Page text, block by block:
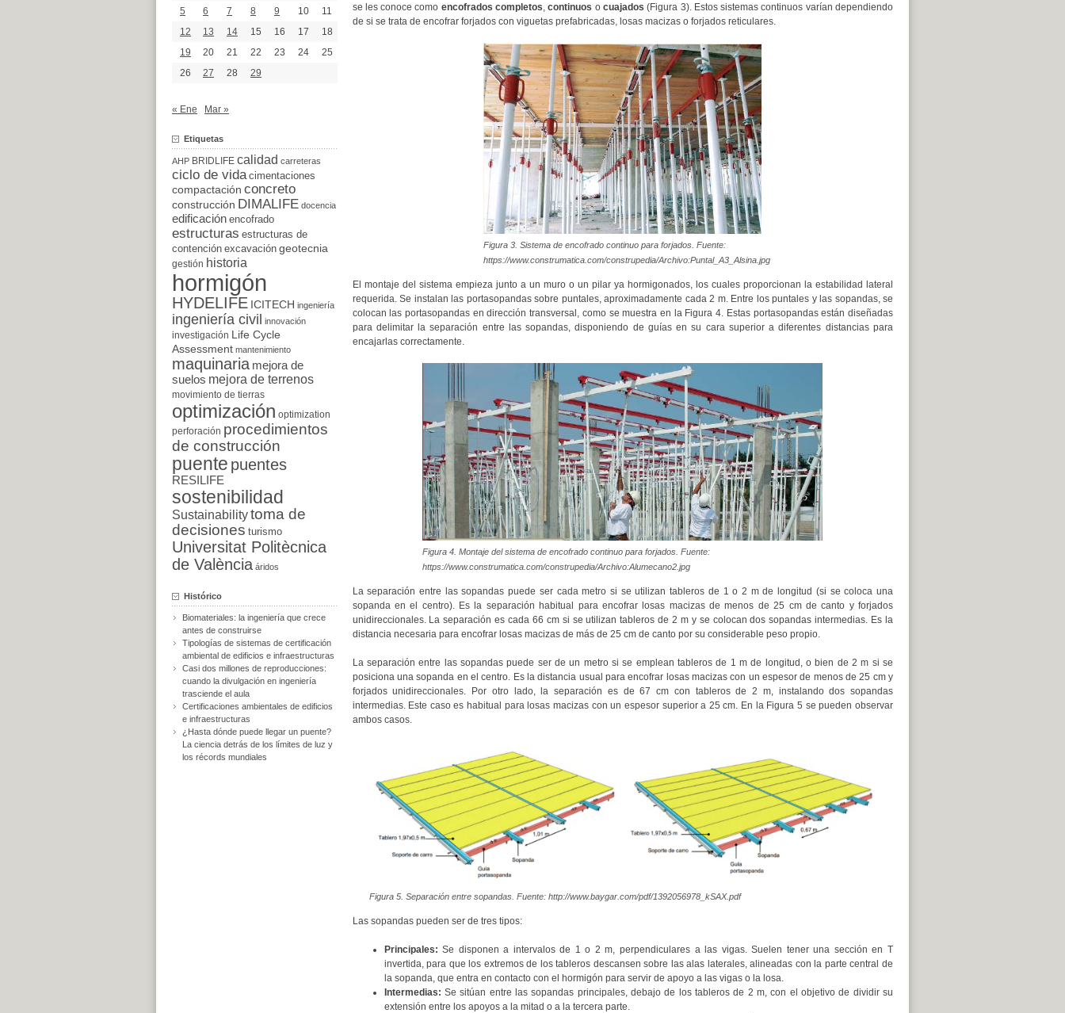
se les conoce como encofrados completos,continuos o cuajados(Figura 3). Estos sistemas continuos varían dependiendo
de si se trata de encofrar forjados con viguetas prefabricadas, losas macizas o forjados reticulares.
Figura 3. Sistema de encofrado continuo para forjados. Fuente:
https://www.construmatica.com/construpedia/Archivo:Puntal_A3_Alsina.jpg
El montaje del sistema empieza junto a un muro o un pilar ya hormigonados, los cuales proporcionan la estabilidad lateral
requerida. Se instalan las portasopandas sobre puntales, aproximadamente cada 2 m. Entre los puntales y las sopandas, se
colocan las portasopandas en dirección transversal, como se muestra en la Figura 4. Estas portasopandas están diseñadas
para delimitar la separación entre las sopandas, disponiendo de guías en su cara superior a diferentes distancias para
encajarlas correctamente.
Figura 4. Montaje del sistema de encofrado continuo para forjados. Fuente:
https://www.construmatica.com/construpedia/Archivo:Alumecano2.jpg
La separación entre las sopandas puede ser cada metro si se utilizan tableros de 1 o 2 m de longitud (si se coloca una
sopanda en el centro). Es la separación habitual para encofrar losas macizas de menos de 25 cm de canto y forjados
unidireccionales. La separación es cada 66 cm si se utilizan tableros de 2 m y se colocan dos sopandas intermedias. Es la
distancia necesaria para encofrar losas macizas de más de 25 cm de canto por su considerable peso propio.
La separación entre las sopandas puede ser de un metro si se emplean tableros de 1 m de longitud, o bien de 2 m si se
posiciona una sopanda en el centro. Es la distancia usual para encofrar losas macizas con un espesor de menos de 25 cm y
forjados unidireccionales. Por otro lado, la separación es de 67 cm con tableros de 2 m, instalando dos sopandas
intermedias. Este caso es habitual para losas macizas con un espesor superior a 25 cm. En la Figura 5 se pueden observar
ambos casos.
Figura 5. Separación entre sopandas. Fuente: http://www.baygar.com/pdf/1392056978_kSAX.pdf
Las sopandas pueden ser de tres tipos:
Principales: Se disponen a intervalos de 1 o 2 m, perpendiculares a las vigas. Suelen tener una sección en T
invertida, para que los extremos de los tableros descansen sobre las alas laterales, alineadas con la parte central de
la sopanda, que entra en contacto con el hormigón para servir de apoyo a las vigas o la losa.
Intermedias: Se sitúan entre las sopandas principales, debajo de los tableros de 2 m, con el objetivo de dividir su
extensión entre los apoyos a la mitad o a la tercera parte.
5
6 7 8 9 10
11
12
13 14 15 16 17
18
19
20 21 22 23 24
25
26
27 28 29
« Ene Mar »
Etiquetas
AHP BRIDLIFE calidad carreteras
ciclo de vida cimentaciones
compactación concreto
construcción DIMALIFE docencia
edificación encofrado
estructuras estructuras de
contención excavación geotecnia
gestión historia
hormigón
HYDELIFE ICITECH ingeniería
ingeniería civil innovación
investigación
Life Cycle
Assessment mantenimiento
maquinaria mejora de
suelos mejora de terrenos
movimiento de tierras
optimización optimization
perforación procedimientos
de construcción
puente puentes
RESILIFE
sostenibilidad
Sustainabilitytoma de
decisiones turismo
Universitat Politècnica
de València áridos
Histórico
Biomateriales: la ingeniería que crece
antes de construirse
Tipologías de sistemas de certificación
ambiental de edificios e infraestructuras
Casi dos millones de reproducciones:
cuando la divulgación en ingeniería
trasciende el aula
Certificaciones ambientales de edificios
e infraestructuras
¿Hasta dónde puede llegar un puente?
La ciencia detrás de los límites de luz y
los récords mundiales